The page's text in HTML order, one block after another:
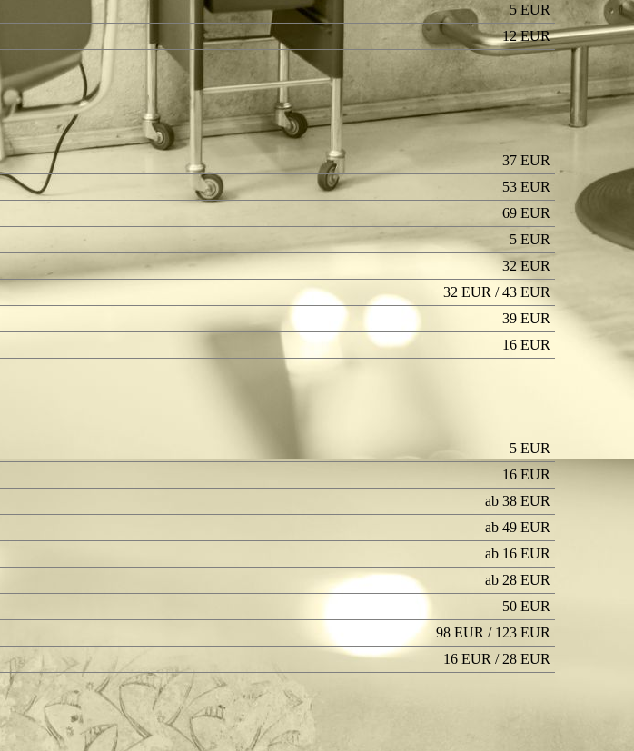
5 EUR
12 EUR
37 EUR
53 EUR
69 EUR
5 EUR
32 EUR
32 EUR / 43 EUR
39 EUR
16 EUR
5 EUR
16 EUR
ab 38 EUR
ab 49 EUR
ab 16 EUR
ab 28 EUR
50 EUR
98 EUR / 123 EUR
16 EUR / 28 EUR